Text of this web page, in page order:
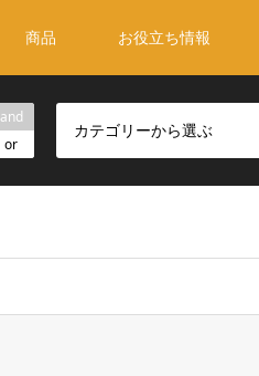
商品 お役立ち情報
and
or
カテゴリーから選ぶ